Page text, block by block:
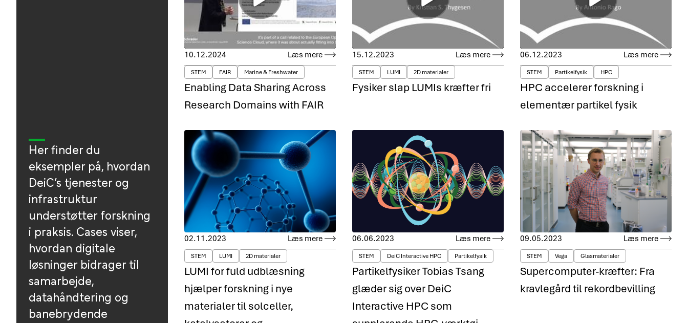
Her finder du
eksempler på, hvordan
DeiC’s tjenester og
infrastruktur
understøtter forskning
i praksis. Cases viser,
hvordan digitale
løsninger bidrager til
samarbejde,
datahåndtering og
banebrydende
10.12.2024 Læs mere
STEM FAIR Marine & Freshwater
Enabling Data Sharing Across
Research Domains with FAIR
15.12.2023 Læs mere
STEM LUMI 2D materialer
Fysiker slap LUMIs kræfter fri
06.12.2023 Læs mere
STEM Partikelfysik HPC
HPC accelerer forskning i
elementær partikel fysik
02.11.2023 Læs mere
STEM LUMI 2D materialer
LUMI for fuld udblæsning
hjælper forskning i nye
materialer til solceller,
06.06.2023 Læs mere
STEM DeiC Interactive HPC Partikelfysik
Partikelfysiker Tobias Tsang
glæder sig over DeiC
Interactive HPC som
09.05.2023 Læs mere
STEM Vega Glasmaterialer
Supercomputer-kræfter: Fra
kravlegård til rekordbevilling